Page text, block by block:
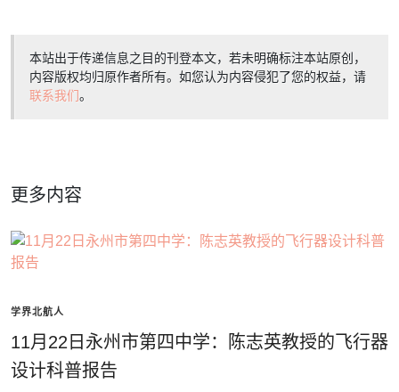
本站出于传递信息之目的刊登本文，若未明确标注本站原创，
内容版权均归原作者所有。如您认为内容侵犯了您的权益，请
联系我们。
更多内容
学界北航人
11月22日永州市第四中学：陈志英教授的飞行器
设计科普报告